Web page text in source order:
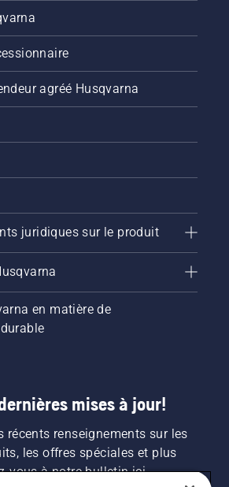
agréé Husqvarna
juridiques sur le produit
en matière de
mises à jour!
récents renseignements sur les
les offres spéciales et plus
vous à notre bulletin ici.